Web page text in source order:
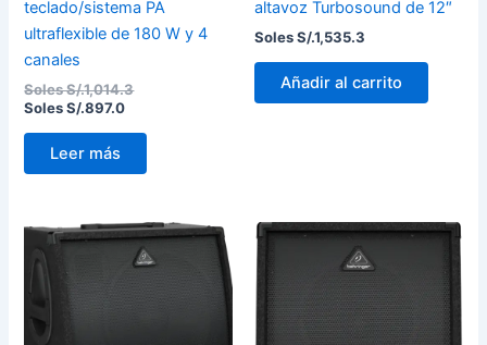
teclado/sistema PA
ultraflexible de 180 W y 4
canales
Soles S/.1,014.3
Soles S/.897.0
Leer más
altavoz Turbosound de 12″
Soles S/.1,535.3
Añadir al carrito